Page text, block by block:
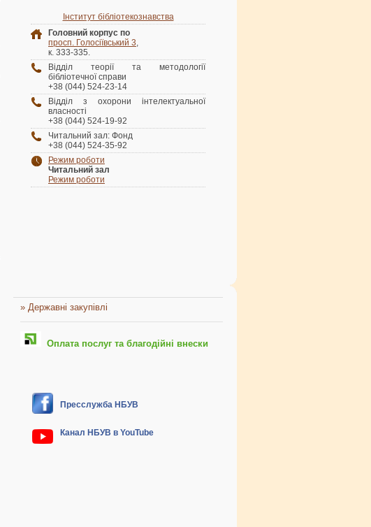
Інститут бібліотекознавства
Головний корпус по
просп. Голосіївський 3,
к. 333-335.
Відділ теорії та методології
бібліотечної справи
+38 (044) 524-23-14
Відділ з охорони інтелектуальної
власності
+38 (044) 524-19-92
Читальний зал: Фонд
+38 (044) 524-35-92
Режим роботи
Читальний зал
Режим роботи
» Державні закупівлі
Оплата послуг та благодійні внески
Пресслужба НБУВ
Канал НБУВ в YouTube